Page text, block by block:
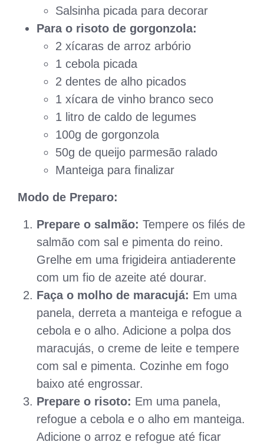
Salsinha picada para decorar
Para o risoto de gorgonzola:
2 xícaras de arroz arbório
1 cebola picada
2 dentes de alho picados
1 xícara de vinho branco seco
1 litro de caldo de legumes
100g de gorgonzola
50g de queijo parmesão ralado
Manteiga para finalizar
Modo de Preparo:
Prepare o salmão: Tempere os filés de
salmão com sal e pimenta do reino.
Grelhe em uma frigideira antiaderente
com um fio de azeite até dourar.
Faça o molho de maracujá: Em uma
panela, derreta a manteiga e refogue a
cebola e o alho. Adicione a polpa dos
maracujás, o creme de leite e tempere
com sal e pimenta. Cozinhe em fogo
baixo até engrossar.
Prepare o risoto: Em uma panela,
refogue a cebola e o alho em manteiga.
Adicione o arroz e refogue até ficar